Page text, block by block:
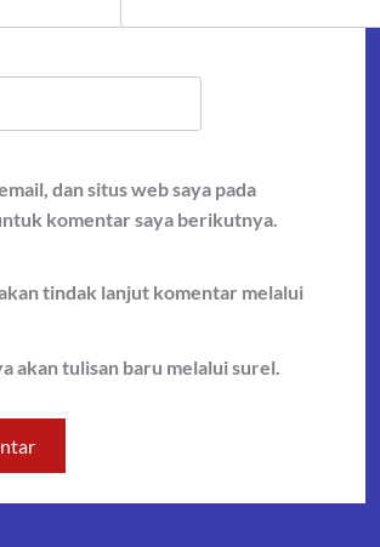
dan situs web saya pada
komentar saya berikutnya.
tindak lanjut komentar melalui
akan tulisan baru melalui surel.